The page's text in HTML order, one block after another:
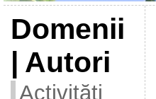
Domenii
| Autori
Activităţi